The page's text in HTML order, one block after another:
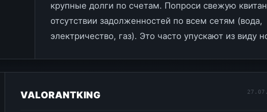
крупные долги по счетам. Попроси свежую
отсутствии задолженностей по всем сетям (вода,
электричество, газ). Это часто упускают из виду
VALORANTKING